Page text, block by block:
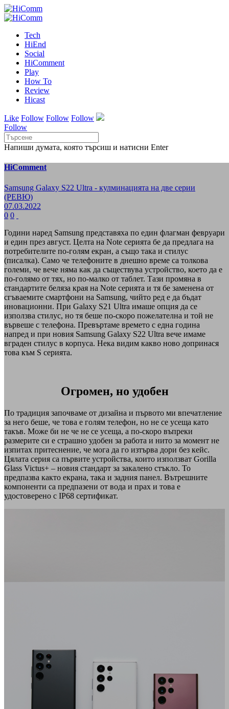
Tech
HiEnd
Social
HiComment
Play
How To
Review
Hicast
Like Follow Follow Follow
Follow
Напиши думата, която търсиш и натисни Enter
HiComment
Samsung Galaxy S22 Ultra - кулминацията на две серии
(РЕВЮ)
07.03.2022
0 0
Години наред Samsung представяха по един флагман февруари
и един през август. Целта на Note серията бе да предлага на
потребителите по-голям екран, а също така и стилус
(писалка). Само че телефоните в днешно време са толкова
големи, че вече няма как да съществува устройство, което да е
по-голямо от тях, но по-малко от таблет. Тази промяна в
стандартите беляза края на Note серията и тя бе заменена от
сгъваемите смартфони на Samsung, чийто ред е да бъдат
иновационни. При Galaxy S21 Ultra имаше опция да се
използва стилус, но тя беше по-скоро пожелателна и той не
вървеше с телефона. Превъртаме времето с една година
напред и при новия Samsung Galaxy S22 Ultra вече имаме
вграден стилус в корпуса. Нека видим какво ново допринася
това към S серията.
Огромен, но удобен
По традиция започваме от дизайна и първото ми впечатление
за него беше, че това е голям телефон, но не се усеща като
такъв. Може би не че не се усеща, а по-скоро въпреки
размерите си е страшно удобен за работа и нито за момент не
изпитах притеснение, че мога да го изтърва дори без кейс.
Цялата серия са първите устройства, които използват Gorilla
Glass Victus+ – новия стандарт за закалено стъкло. То
предпазва както екрана, така и задния панел. Вътрешните
компоненти са предпазени от вода и прах и това е
удостоверено с IP68 сертификат.